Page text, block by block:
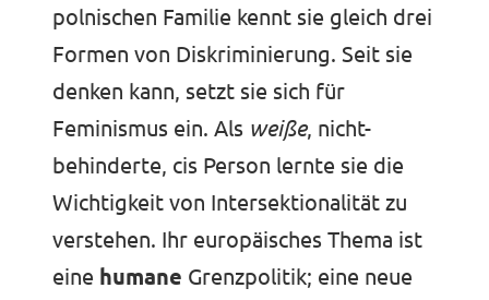
polnischen Familie kennt sie gleich drei
Formen von Diskriminierung. Seit sie
denken kann, setzt sie sich für
Feminismus ein. Als weiße, nicht-
behinderte, cis Person lernte sie die
Wichtigkeit von Intersektionalität zu
verstehen. Ihr europäisches Thema ist
eine humane Grenzpolitik; eine neue